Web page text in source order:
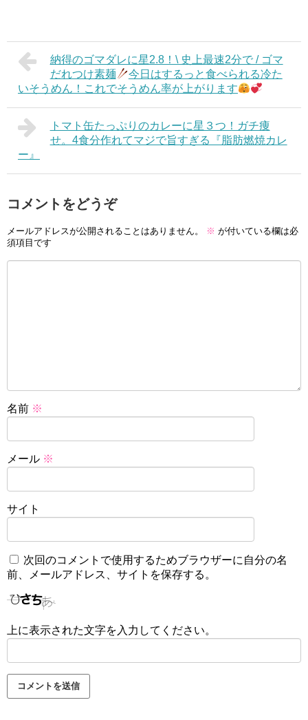
納得のゴマダレに星2.8！\ 史上最速2分で / ゴマ
だれつけ素麺
今日はするっと食べられる冷た
いそうめん！これでそうめん率が上がります
トマト缶たっぷりのカレーに星３つ！ガチ痩
せ。4食分作れてマジで旨すぎる『脂肪燃焼カレ
ー』
コメントをどうぞ
メールアドレスが公開されることはありません。 ※ が付いている欄は必
須項目です
名前 ※
メール ※
サイト
次回のコメントで使用するためブラウザーに自分の名
前、メールアドレス、サイトを保存する。
上に表示された文字を入力してください。